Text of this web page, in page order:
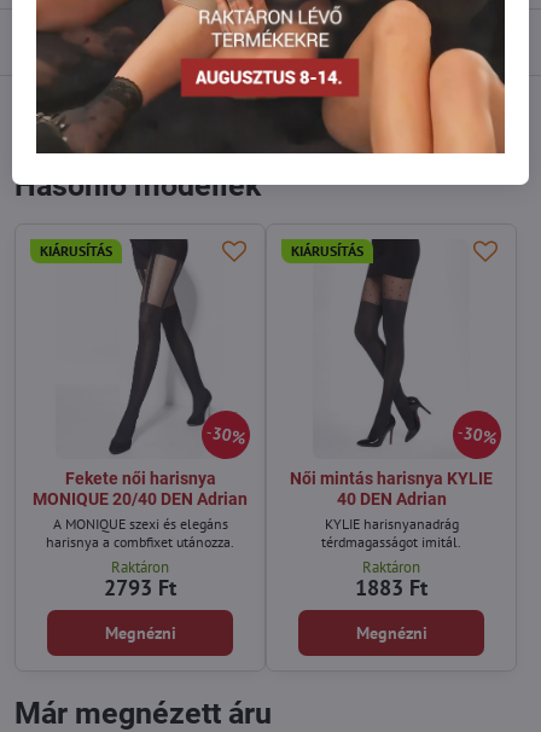
Fórum 0
Facebook Reddit WhatsApp
Hasonló modellek
30%
KIÁRUSÍTÁS
Fekete női harisnya
MONIQUE 20/40 DEN Adrian
A MONIQUE szexi és elegáns
harisnya a combfixet utánozza.
Raktáron
2793 Ft
Megnézni
30%
KIÁRUSÍTÁS
Női mintás harisnya KYLIE
40 DEN Adrian
KYLIE harisnyanadrág
térdmagasságot imitál.
Raktáron
1883 Ft
Megnézni
Már megnézett áru